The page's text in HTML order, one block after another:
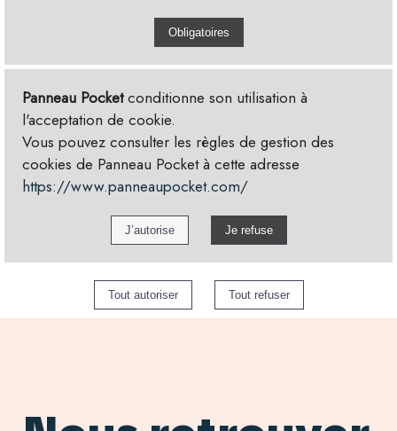
Panneau Pocketconditionne son utilisation à
l'acceptation de cookie.
Vous pouvez consulter les règles de gestion des
cookies de Panneau Pocket à cette adresse
https://www.panneaupocket.com/